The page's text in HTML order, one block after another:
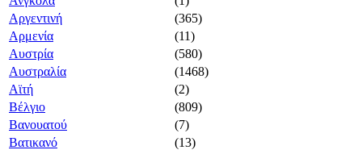
Αργεντινή
(365)
Αρμενία
(11)
Αυστρία
(580)
Αυστραλία
(1468)
Αϊτή
(2)
Βέλγιο
(809)
Βανουατού
(7)
Βατικανό
(13)